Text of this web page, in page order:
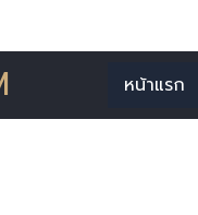
หน้าแรก